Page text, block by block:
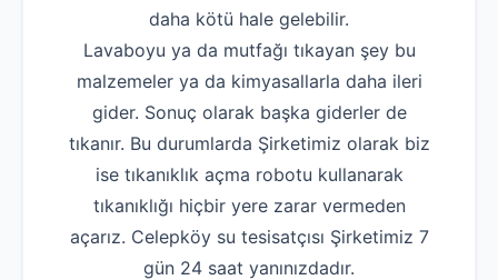
daha kötü hale gelebilir.
Lavaboyu ya da mutfağı tıkayan şey bu
malzemeler ya da kimyasallarla daha ileri
gider. Sonuç olarak başka giderler de
tıkanır. Bu durumlarda Şirketimiz olarak biz
ise tıkanıklık açma robotu kullanarak
tıkanıklığı hiçbir yere zarar vermeden
açarız. Celepköy su tesisatçısı Şirketimiz 7
gün 24 saat yanınızdadır.